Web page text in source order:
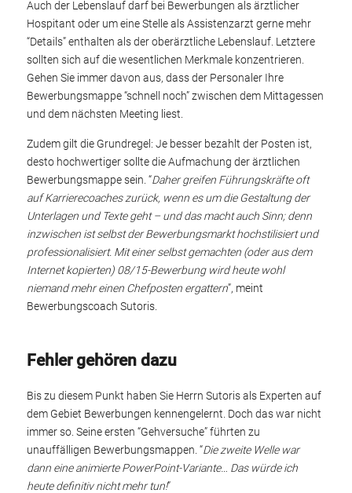
Auch der Lebenslauf darf bei Bewerbungen als ärztlicher
Hospitant oder um eine Stelle als Assistenzarzt gerne mehr
“Details” enthalten als der oberärztliche Lebenslauf. Letztere
sollten sich auf die wesentlichen Merkmale konzentrieren.
Gehen Sie immer davon aus, dass der Personaler Ihre
Bewerbungsmappe “schnell noch” zwischen dem Mittagessen
und dem nächsten Meeting liest.
Zudem gilt die Grundregel: Je besser bezahlt der Posten ist,
desto hochwertiger sollte die Aufmachung der ärztlichen
Bewerbungsmappe sein. “Daher greifen Führungskräfte oft
auf Karrierecoaches zurück, wenn es um die Gestaltung der
Unterlagen und Texte geht – und das macht auch Sinn; denn
inzwischen ist selbst der Bewerbungsmarkt hochstilisiert und
professionalisiert. Mit einer selbst gemachten (oder aus dem
Internet kopierten) 08/15-Bewerbung wird heute wohl
niemand mehr einen Chefposten ergattern”, meint
Bewerbungscoach Sutoris.
Fehler gehören dazu
Bis zu diesem Punkt haben Sie Herrn Sutoris als Experten auf
dem Gebiet Bewerbungen kennengelernt. Doch das war nicht
immer so. Seine ersten “Gehversuche” führten zu
unauffälligen Bewerbungsmappen. “Die zweite Welle war
dann eine animierte PowerPoint-Variante… Das würde ich
heute definitiv nicht mehr tun!”